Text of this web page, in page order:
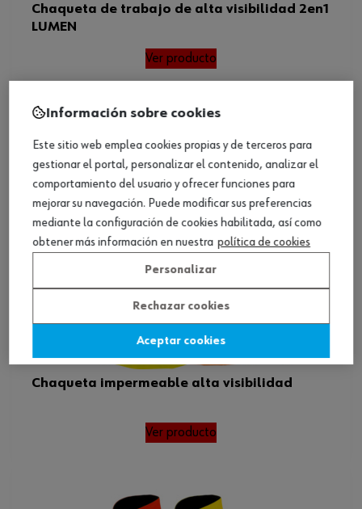
Chaqueta de trabajo de alta visibilidad 2en1
LUMEN
Ver producto
Chaqueta impermeable alta visibilidad
Ver producto
Información sobre cookies
Este sitio web emplea cookies propias y de terceros para
gestionar el portal, personalizar el contenido, analizar el
comportamiento del usuario y ofrecer funciones para
mejorar su navegación. Puede modificar sus preferencias
mediante la configuración de cookies habilitada, así como
obtener más información en nuestra política de cookies
Personalizar
Rechazar cookies
Aceptar cookies